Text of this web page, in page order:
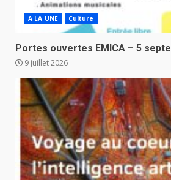
A LA UNE Culture
Portes ouvertes EMICA – 5
9 juillet 2026